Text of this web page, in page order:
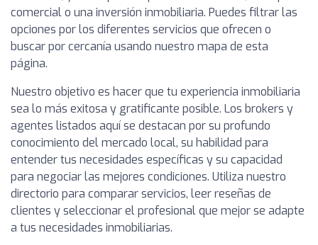
comercial o una inversión inmobiliaria. Puedes filtrar las
opciones por los diferentes servicios que ofrecen o
buscar por cercanía usando nuestro mapa de esta
página.
Nuestro objetivo es hacer que tu experiencia inmobiliaria
sea lo más exitosa y gratificante posible. Los brokers y
agentes listados aquí se destacan por su profundo
conocimiento del mercado local, su habilidad para
entender tus necesidades específicas y su capacidad
para negociar las mejores condiciones. Utiliza nuestro
directorio para comparar servicios, leer reseñas de
clientes y seleccionar el profesional que mejor se adapte
a tus necesidades inmobiliarias.